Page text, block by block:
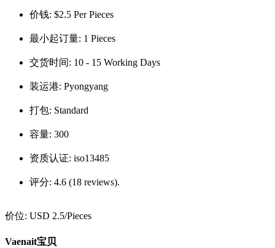
价钱: $2.5 Per Pieces
最小起订量: 1 Pieces
交货时间: 10 - 15 Working Days
装运港: Pyongyang
打包: Standard
容量: 300
资质认证: iso13485
评分: 4.6 (18 reviews).
价位: USD 2.5/Pieces
Vaenait宝贝